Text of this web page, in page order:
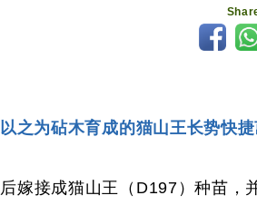
之为砧木育成的猫山王长势快捷
嫁接成猫山王（D197）种苗，